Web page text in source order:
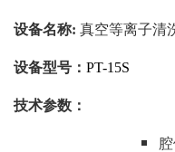
设备名称: 真空等离子清
设备型号： PT-15S
技术参数：